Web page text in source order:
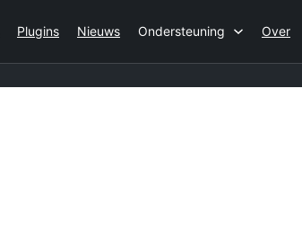
Plugins Nieuws Ondersteuning Over